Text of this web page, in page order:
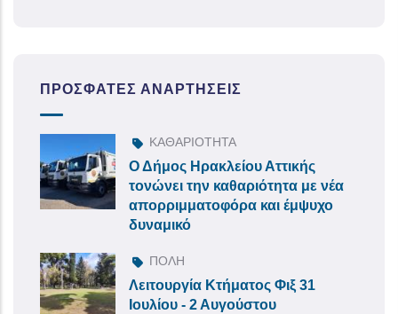
ΠΡΌΣΦΑΤΕΣ ΑΝΑΡΤΉΣΕΙΣ
ΚΑΘΑΡΙΟΤΗΤΑ
Ο Δήμος Ηρακλείου Αττικής
τονώνει την καθαριότητα με νέα
απορριμματοφόρα και έμψυχο
δυναμικό
ΠΟΛΗ
Λειτουργία Κτήματος Φιξ 31
Ιουλίου - 2 Αυγούστου